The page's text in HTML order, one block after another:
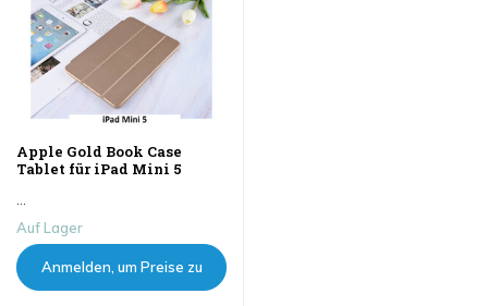
Apple Gold Book Case
Tablet für iPad Mini 5
Auf Lager
Anmelden, um Preise zu